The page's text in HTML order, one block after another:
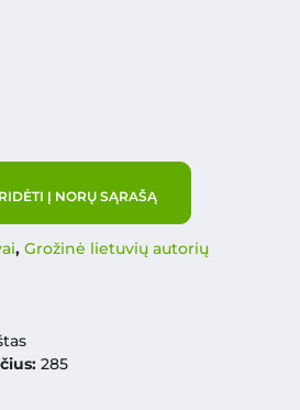
Į NORŲ SĄRAŠĄ
, Grožinė lietuvių autorių
285